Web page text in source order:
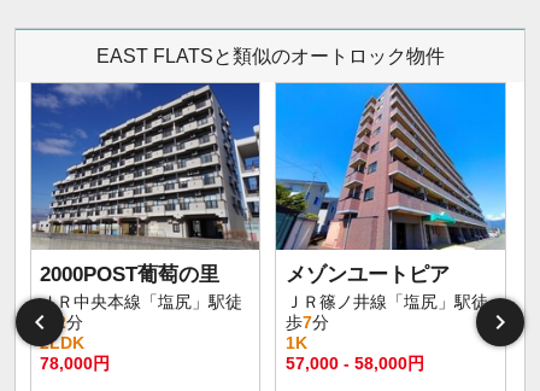
EAST FLATSと類似のオートロック物件
2000POST葡萄の里
ＪＲ中央本線「塩尻」駅徒
歩
2分
2LDK
78,000円
メゾンユートピア
ＪＲ篠ノ井線「塩尻」駅徒
歩7分
1K
57,000 - 58,000円